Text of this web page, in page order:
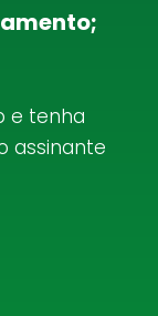
e tenha
assinante